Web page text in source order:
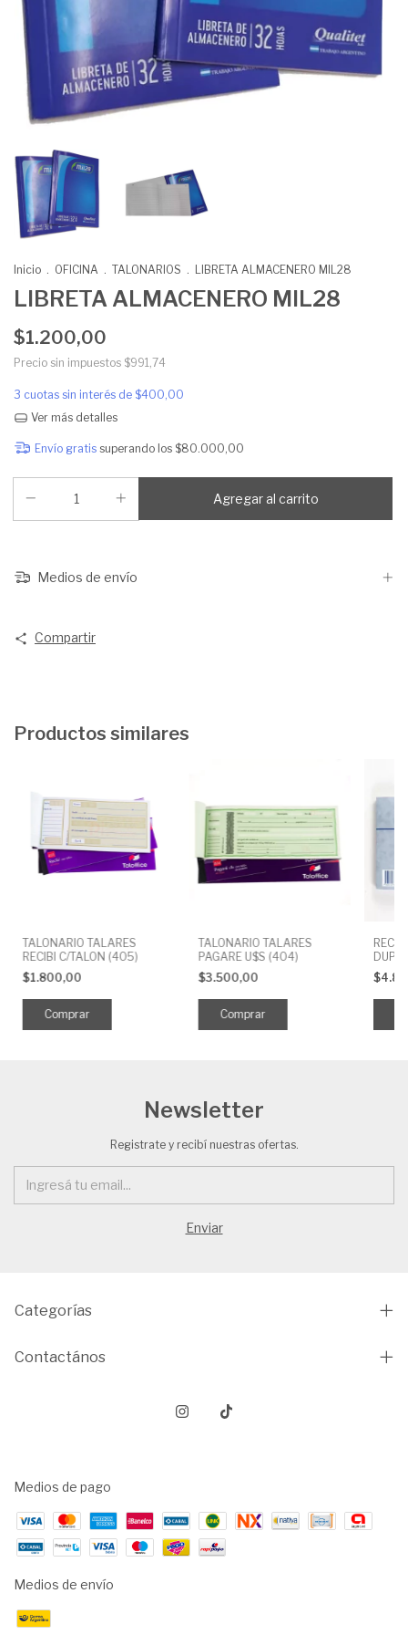
Inicio . OFICINA . TALONARIOS . LIBRETA ALMACENERO MIL28
LIBRETA ALMACENERO MIL28
$1.200,00
Precio sin impuestos $991,74
3 cuotas sin interés de $400,00
Ver más detalles
Envío gratis superando los $80.000,00
Medios de envío
Compartir
Productos similares
TALONARIO TALARES
RECIBI C/TALON (405)
$1.800,00
TALONARIO TALARES
PAGARE U$S (404)
$3.500,00
hjs.
Newsletter
Registrate y recibí nuestras ofertas.
Categorías
Contactános
Medios de pago
Medios de envío